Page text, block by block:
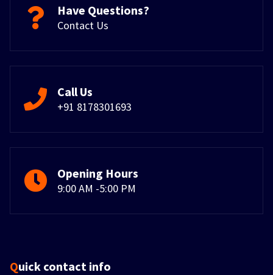
Have Questions?
Contact Us
Call Us
+91 8178301693
Opening Hours
9:00 AM -5:00 PM
Quick contact info